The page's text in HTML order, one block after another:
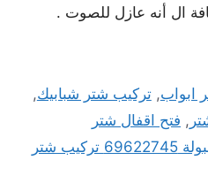
ال أنه عازل للصوت .
ابواب,تركيب شتر شبابيك,
, فتح اقفال شتر
فني شتر والمنيوم المهبولة 69622745 تركيب شتر